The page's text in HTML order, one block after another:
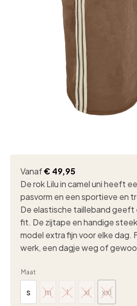
Vanaf€ 49,95
De rok Lilu in camel uni heeft
pasvorm en een sportieve en
De elastische tailleband
fit. De zijtape en handige
model extra fijn voor elke dag.
werk, een dagje weg of
Maat
s
s
m
m
l
l
xl
xl
xxl
xxl